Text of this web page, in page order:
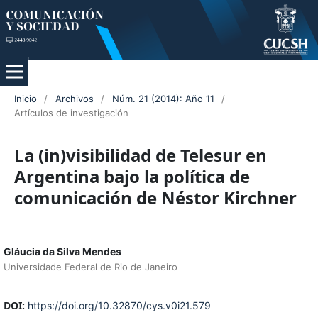
Inicio / Archivos / Núm. 21 (2014): Año 11
/
Artículos de investigación
La (in)visibilidad de Telesur en
Argentina bajo la política de
comunicación de Néstor Kirchner
Gláucia da Silva Mendes
Universidade Federal de Rio de Janeiro
DOI: https://doi.org/10.32870/cys.v0i21.579